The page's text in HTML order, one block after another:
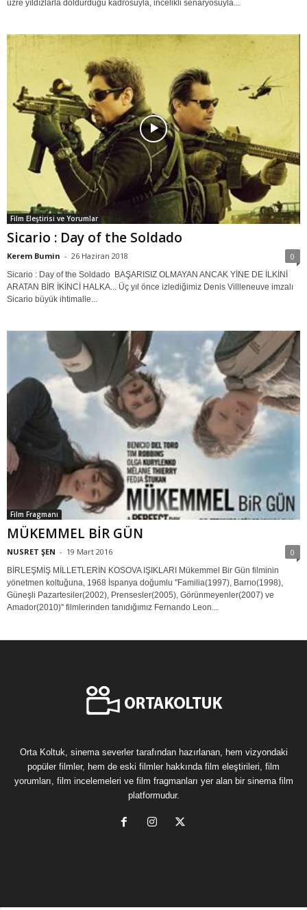
üzre yıldızlarla doldurduğu kadrosuyla, incelikli senaryosuyla...
Film Eleştirisi ve Yorumlar
Sicario : Day of the Soldado
Kerem Bumin - 26 Haziran 2018 0
Sicario : Day of the Soldado BAŞARISIZ OLMAYAN ANCAK YİNE DE İLKİNİ
ARATAN BİR İKİNCİ HALKA... Üç yıl önce izlediğimiz Denis Villleneuve imzalı
Sicario büyük ihtimalle...
Film Fragmanı
MÜKEMMEL BİR GÜN
NUSRET ŞEN - 19 Mart 2016 0
BİRLEŞMİŞ MİLLETLERİN KOSOVA IŞIKLARI Mükemmel Bir Gün filminin
yönetmen koltuğuna, 1968 İspanya doğumlu ''Familia(1997), Barrıo(1998),
Güneşli Pazartesiler(2002), Prensesler(2005), Görünmeyenler(2007) ve
Amador(2010)'' filmlerinden tanıdığımız Fernando Leon...
Orta Koltuk, sinema severler tarafından hazırlanan, hem vizyondaki
popüler filmler, hem de eski filmler hakkında film eleştirileri, film
yorumları, film incelemeleri ve film fragmanları yer alan bir sinema film
platformudur.